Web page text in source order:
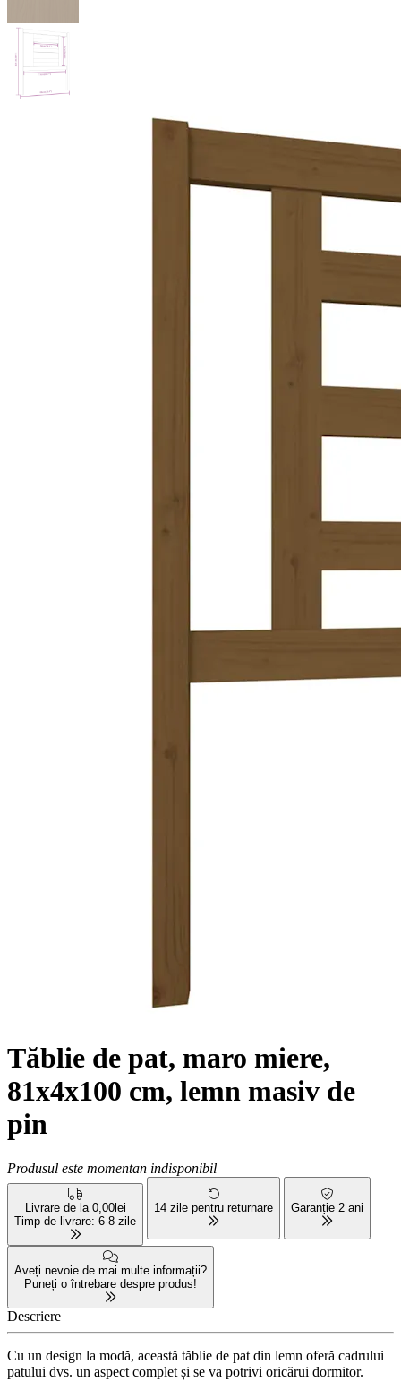
Tăblie de pat, maro miere,
81x4x100 cm, lemn masiv de
pin
Produsul este momentan indisponibil
Livrare de la 0,00lei
Timp de livrare: 6-8 zile
14 zile pentru returnare Garanție 2 ani
Aveți nevoie de mai multe informații?
Puneți o întrebare despre produs!
Descriere
Cu un design la modă, această tăblie de pat din lemn oferă cadrului
patului dvs. un aspect complet și se va potrivi oricărui dormitor.